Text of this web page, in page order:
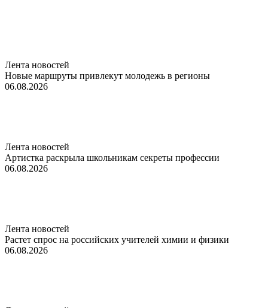
Лента новостей
Новые маршруты привлекут молодежь в регионы
06.08.2026
Лента новостей
Артистка раскрыла школьникам секреты профессии
06.08.2026
Лента новостей
Растет спрос на российских учителей химии и физики
06.08.2026